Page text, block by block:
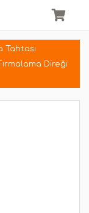
Tahtası
Direği